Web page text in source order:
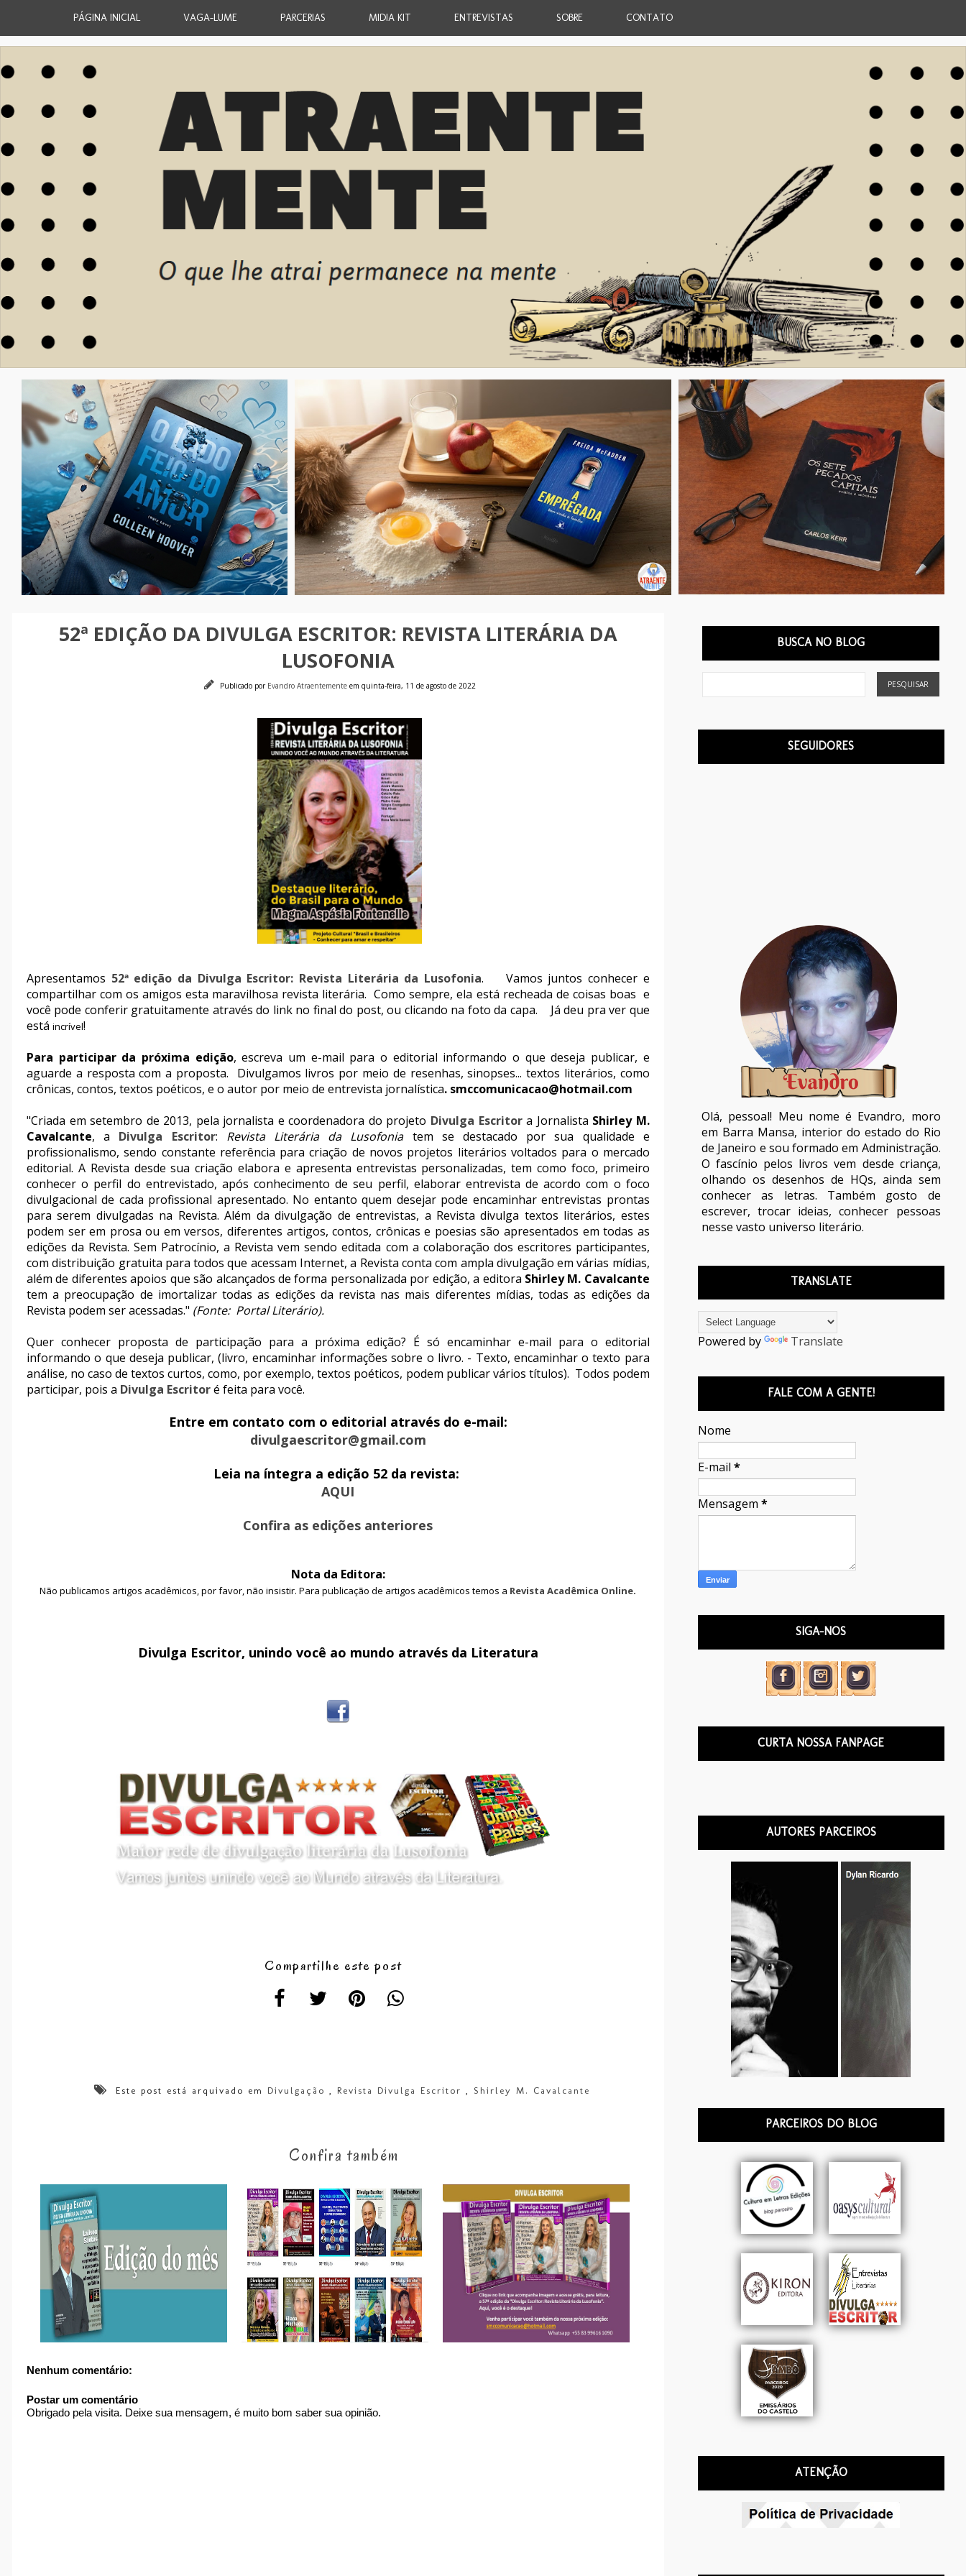
PÁGINA INICIAL VAGA-LUME PARCERIAS MIDIA KIT ENTREVISTAS SOBRE CONTATO
52ª EDIÇÃO DA DIVULGA ESCRITOR: REVISTA LITERÁRIA DA
LUSOFONIA
Publicado por Evandro Atraentemente em quinta-feira, 11 de agosto de 2022
Apresentamos 52ª edição da Divulga Escritor: Revista Literária da Lusofonia. Vamos juntos conhecer e
compartilhar com os amigos esta maravilhosa revista literária. Como sempre, ela está recheada de coisas boas e
você pode conferir gratuitamente através do link no final do post, ou clicando na foto da capa. Já deu pra ver que
está incrível!
Para participar da próxima edição, escreva um e-mail para o editorial informando o que deseja publicar, e
aguarde a resposta com a proposta. Divulgamos livros por meio de resenhas, sinopses... textos literários, como
crônicas, contos, textos poéticos, e o autor por meio de entrevista jornalística. smccomunicacao@hotmail.com
"Criada em setembro de 2013, pela jornalista e coordenadora do projeto Divulga Escritora Jornalista Shirley M.
Cavalcante, a Divulga Escritor: Revista Literária da Lusofoniatem se destacado por sua qualidade e
profissionalismo, sendo constante referência para criação de novos projetos literários voltados para o mercado
editorial. A Revista desde sua criação elabora e apresenta entrevistas personalizadas, tem como foco, primeiro
conhecer o perfil do entrevistado, após conhecimento de seu perfil, elaborar entrevista de acordo com o foco
divulgacional de cada profissional apresentado. No entanto quem desejar pode encaminhar entrevistas prontas
para serem divulgadas na Revista. Além da divulgação de entrevistas, a Revista divulga textos literários, estes
podem ser em prosa ou em versos, diferentes artigos, contos, crônicas e poesias são apresentados em todas as
edições da Revista. Sem Patrocínio, a Revista vem sendo editada com a colaboração dos escritores participantes,
com distribuição gratuita para todos que acessam Internet, a Revista conta com ampla divulgação em várias mídias,
além de diferentes apoios que são alcançados de forma personalizada por edição, a editora Shirley M. Cavalcante
tem a preocupação de imortalizar todas as edições da revista nas mais diferentes mídias, todas as edições da
Revista podem ser acessadas." (Fonte: Portal Literário).
Quer conhecer proposta de participação para a próxima edição? É só encaminhar e-mail para o editorial
informando o que deseja publicar, (livro, encaminhar informações sobre o livro. - Texto, encaminhar o texto para
análise, no caso de textos curtos, como, por exemplo, textos poéticos, podem publicar vários títulos). Todos podem
participar, pois a Divulga Escritoré feita para você.
Entre em contato com o editorial através do e-mail:
divulgaescritor@gmail.com
Leia na íntegra a edição 52 da revista:
AQUI
Confira as edições anteriores
Nota da Editora:
Não publicamos artigos acadêmicos, por favor, não insistir. Para publicação de artigos acadêmicos temos a Revista Acadêmica Online.
Divulga Escritor, unindo você ao mundo através da Literatura
Compartilhe este post
Este post está arquivado em Divulgação , Revista Divulga Escritor , Shirley M. Cavalcante
Confira também
Nenhum comentário:
Postar um comentário
Obrigado pela visita. Deixe sua mensagem, é muito bom saber sua opinião.
BUSCA NO BLOG
SEGUIDORES
Olá, pessoal! Meu nome é Evandro, moro
em Barra Mansa, interior do estado do Rio
de Janeiro e sou formado em Administração.
O fascínio pelos livros vem desde criança,
olhando os desenhos de HQs, ainda sem
conhecer as letras. Também gosto de
escrever, trocar ideias, conhecer pessoas
nesse vasto universo literário.
TRANSLATE
Powered by Translate
FALE COM A GENTE!
Nome
E-mail*
Mensagem*
SIGA-NOS
CURTA NOSSA FANPAGE
AUTORES PARCEIROS
PARCEIROS DO BLOG
ATENÇÃO